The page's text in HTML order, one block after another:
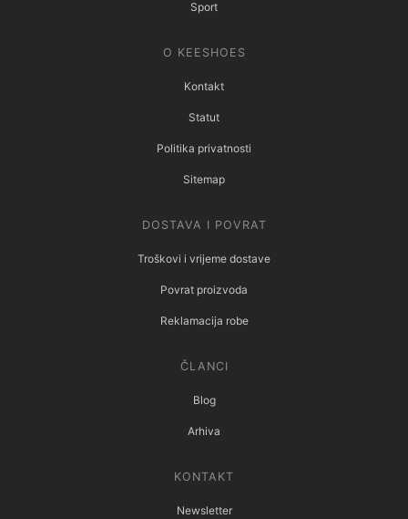
Sport
O KEESHOES
Kontakt
Statut
Politika privatnosti
Sitemap
DOSTAVA I POVRAT
Troškovi i vrijeme dostave
Povrat proizvoda
Reklamacija robe
ČLANCI
Blog
Arhiva
KONTAKT
Newsletter